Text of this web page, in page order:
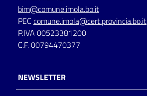
bim@comune.imola.bo.it
PEC comune.imola@cert.provincia.bo.it
P.IVA 00523381200
C.F. 00794470377
NEWSLETTER